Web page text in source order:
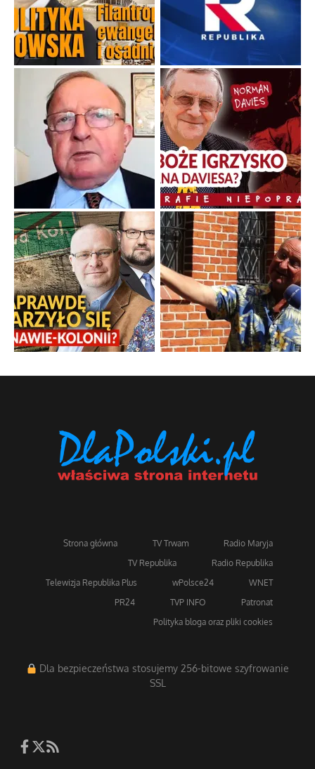
Strona główna TV Trwam
Radio Maryja
TV Republika
Radio Republika
Telewizja Republika Plus
wPolsce24
WNET
PR24
TVP INFO
Patronat
Polityka bloga oraz pliki cookies
Dla bezpieczeństwa stosujemy 256-bitowe szyfrowanie
SSL